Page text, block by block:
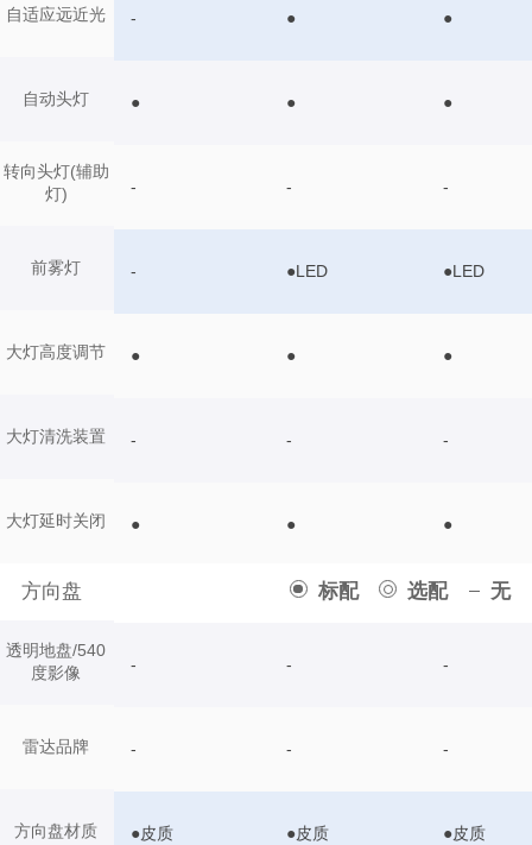
自适应远近光
自动头灯
转向头灯(辅助
灯)
前雾灯
大灯高度调节
大灯清洗装置
大灯延时关闭
方向盘 标配 选配 无
透明地盘/540
度影像
雷达品牌
方向盘材质
- ● ●
● ● ●
- - -
- ●LED ●LED
● ● ●
- - -
● ● ●
- - -
- - -
●皮质 ●皮质 ●皮质